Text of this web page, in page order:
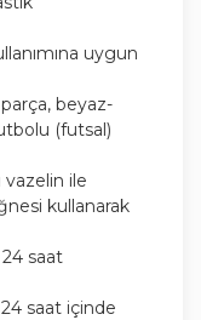
uygun
beyaz-
(futsal)
vazelin ile
kullanarak
saat
saat içinde